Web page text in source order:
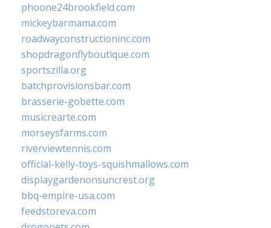
phoone24brookfield.com
mickeybarmama.com
roadwayconstructioninc.com
shopdragonflyboutique.com
sportszilla.org
batchprovisionsbar.com
brasserie-gobette.com
musicrearte.com
morseysfarms.com
riverviewtennis.com
official-kelly-toys-squishmallows.com
displaygardenonsuncrest.org
bbq-empire-usa.com
feedstoreva.com